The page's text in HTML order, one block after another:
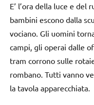
E’ l’ora della luce e del
bambini escono dalla
vociano. Gli uomini
campi, gli operai dalle
tram corrono sulle
rombano. Tutti vanno
la tavola apparecchiata.